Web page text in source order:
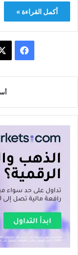
أكمل القراءة »